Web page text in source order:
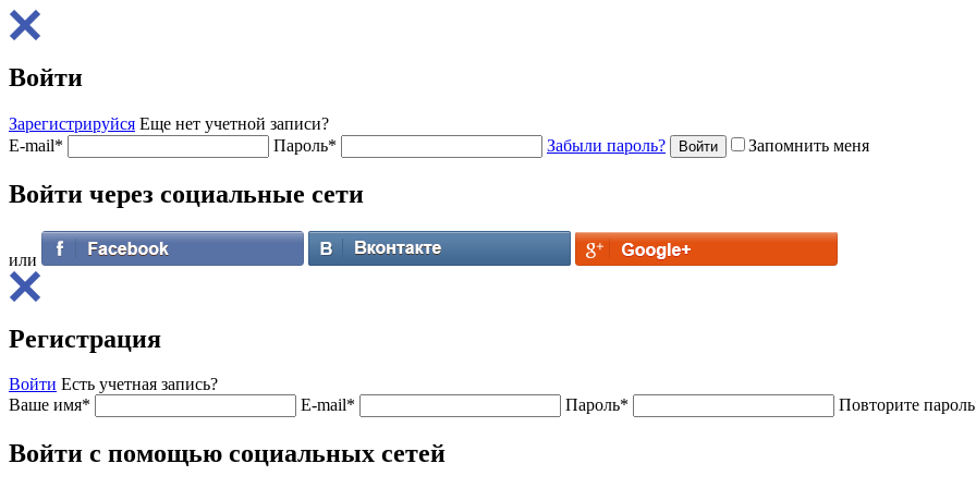
Войти
Зарегистрируйся Еще нет учетной записи?
E-mail* Пароль* Забыли пароль? Запомнить меня
Войти через социальные сети
или
Регистрация
Войти Есть учетная запись?
Ваше имя* E-mail* Пароль* Повторите пароль
Войти с помощью социальных сетей